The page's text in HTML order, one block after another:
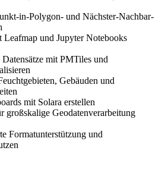
in-Polygon- und Nächster-Nachbar-
und Jupyter Notebooks
mit PMTiles und
Gebäuden und
mit Solara erstellen
großskalige Geodatenverarbeitung
Formatunterstützung und